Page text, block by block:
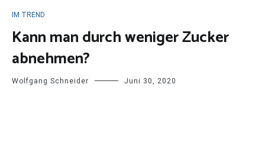
IM TREND
Kann man durch weniger Zucker
abnehmen?
Wolfgang Schneider Juni 30, 2020